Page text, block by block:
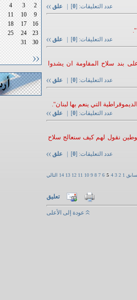
عدد التعليقات: [0
] | علق
عدد التعليقات: [0
] | علق
بند سلاح المقاومة ان يشدوا
عدد التعليقات: [0
] | علق
التي ينعم بها لبنان".
عدد التعليقات: [0
] | علق
نقول لهم كيف سنعالج سلاح
عدد التعليقات: [0
] | علق
1
2
3
4
5
6
7
8
9
10
11
12
13
14 التالي
تعليق
عودة إلى الأعلى
2
3
4
9
10
11
16
17
18
23
24
25
30
31